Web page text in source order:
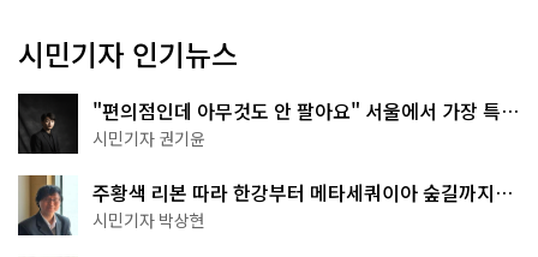
시민기자 인기뉴스
"편의점인데 아무것도 안 팔아요" 서울에서 가장 특별
한 편의점의 정체
시민기자 권기윤
주황색 리본 따라 한강부터 메타세쿼이아 숲길까지…
서울둘레길 15코스
시민기자 박상현